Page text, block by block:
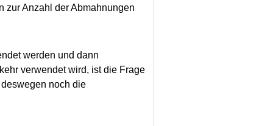
zur Anzahl der Abmahnungen
werden und dann
verwendet wird, ist die Frage
noch die